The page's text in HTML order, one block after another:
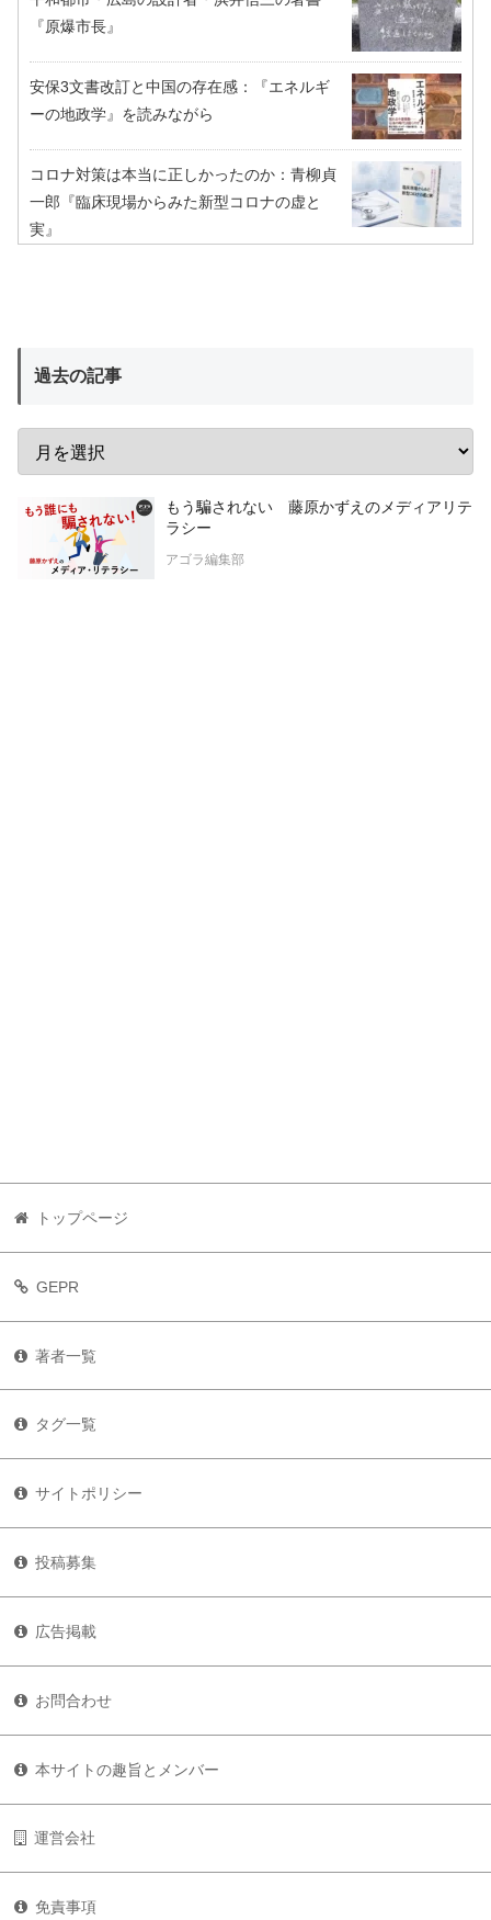
『原爆市長』
安保3文書改訂と中国の存在感：『エネルギ
ーの地政学』を読みながら
コロナ対策は本当に正しかったのか：青柳貞
一郎『臨床現場からみた新型コロナの虚と
実』
過去の記事
もう騙されない 藤原かずえのメディアリテ
ラシー
アゴラ編集部
トップページ
GEPR
著者一覧
タグ一覧
サイトポリシー
投稿募集
広告掲載
お問合わせ
本サイトの趣旨とメンバー
運営会社
免責事項